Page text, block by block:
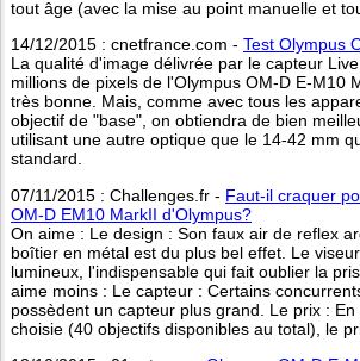
tout âge (avec la mise au point manuelle et
14/12/2015 : cnetfrance.com - Test Olympus
La qualité d'image délivrée par le capteur
millions de pixels de l'Olympus OM-D E-M10
très bonne. Mais, comme avec tous les
objectif de "base", on obtiendra de bien
utilisant une autre optique que le 14-42 mm
standard.
07/11/2015 : Challenges.fr - Faut-il craquer
OM-D EM10 MarkII d'Olympus?
On aime : Le design : Son faux air de reflex
boîtier en métal est du plus bel effet. Le
lumineux, l'indispensable qui fait oublier la
aime moins : Le capteur : Certains
possèdent un capteur plus grand. Le prix :
choisie (40 objectifs disponibles au total), le